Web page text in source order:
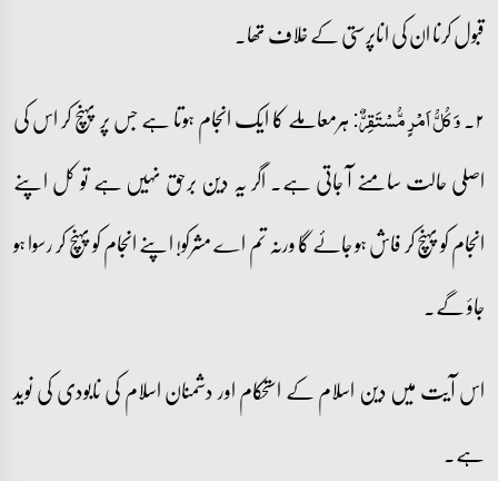
قبول کرنا ان کی اناپرستی کے خلاف تھا۔
۲۔ وَ کُلُّ اَمۡرٍ مُّسۡتَقِرٌّ:ہرمعاملے کا ایک انجام ہوتا ہے جس پر پہنچ کر اس کی
اصلی حالت سامنے آ جاتی ہے۔ اگر یہ دین برحق نہیں ہے تو کل اپنے
انجام کو پہنچ کر فاش ہو جائے گا ورنہ تم اے مشرکو! اپنے انجام کو پہنچ کر رسوا ہو
جاؤ گے۔
اس آیت میں دین اسلام کے استحکام اور دشمنان اسلام کی نابودی کی نوید
ہے۔